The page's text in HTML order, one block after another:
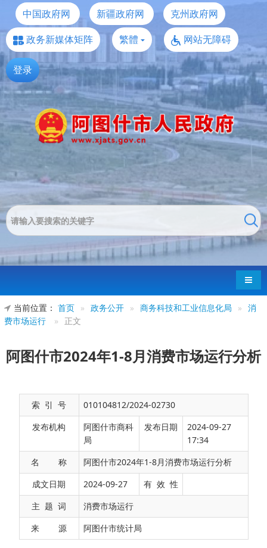
中国政府网 新疆政府网
克州政府网
政务新媒体矩阵
繁體 网站无障碍
登录
导航
当前位置： 首页 » 政务公开 » 商务科技和工业信息化局 » 消
费市场运行
» 正文
阿图什市2024年1-8月消费市场运行分析
索 引 号
010104812/2024-02730
发布机构
阿图什市商科
局
发布日期
2024-09-27
17:34
名 称
阿图什市2024年1-8月消费市场运行分析
成文日期
2024-09-27
有 效 性
主 题 词
消费市场运行
来 源
阿图什市统计局
一、社会消费品市场低位运行。1-8月，全市实
现限额以上社会消费品零售额7.2亿元，同比增长
5.5%。
从行业分类情况看,限额以上批发业、住宿业实